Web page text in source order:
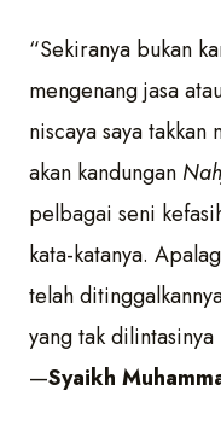
“Sekiranya bukan
mengenang jasa
niscaya saya
akan kandungan
pelbagai seni
kata-katanya.
telah
yang tak dilintasinya
—Syaikh